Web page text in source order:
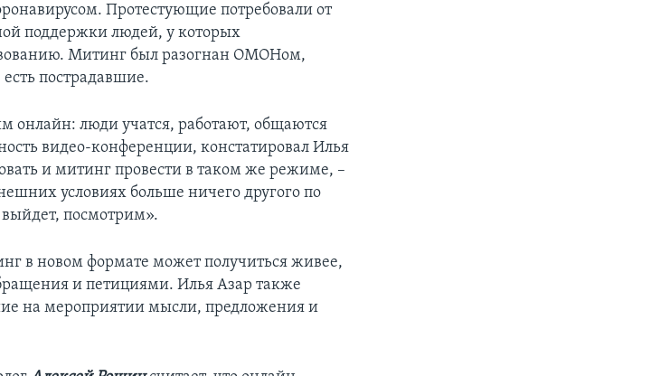
Протестующие потребовали от
поддержки людей, у которых
Митинг был разогнан ОМОНом,
пострадавшие.
онлайн: люди учатся, работают, общаются
видео-конференции, констатировал Илья
и митинг провести в таком же режиме, –
условиях больше ничего другого по
выйдет, посмотрим».
в новом формате может получиться живее,
и петициями. Илья Азар также
на мероприятии мысли, предложения и